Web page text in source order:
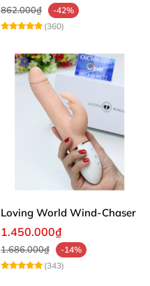
862.000₫
-42%
(360)
Loving World Wind-Chaser
1.450.000₫
1.686.000₫
-14%
(343)